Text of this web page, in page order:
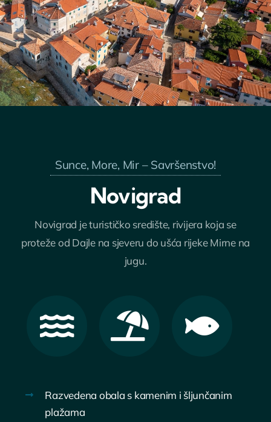
Sunce, More, Mir – Savršenstvo!
Novigrad
Novigrad je turističko središte, rivijera koja se
proteže od Dajle na sjeveru do ušća rijeke Mirne na
jugu.
Razvedena obala s kamenim i šljunčanim
plažama